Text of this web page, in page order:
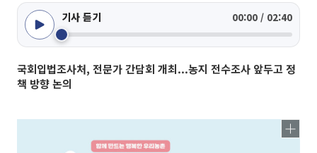
기사 듣기 00:00 / 02:40
국회입법조사처, 전문가 간담회 개최...농지 전수조사 앞두고 정
책 방향 논의